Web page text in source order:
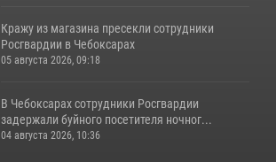
Кражу из магазина пресекли сотрудники
Росгвардии в Чебоксарах
05 августа 2026, 09:18
В Чебоксарах сотрудники Росгвардии
задержали буйного посетителя ночног...
04 августа 2026, 10:36